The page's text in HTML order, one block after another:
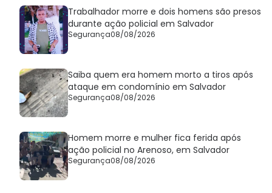
Trabalhador morre e dois homens são presos
durante ação policial em Salvador
Segurança08/08/2026
Saiba quem era homem morto a tiros após
ataque em condomínio em Salvador
Segurança08/08/2026
Homem morre e mulher fica ferida após
ação policial no Arenoso, em Salvador
Segurança08/08/2026